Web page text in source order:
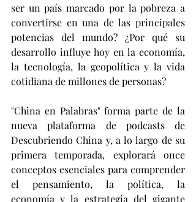
ser un país marcado por la pobreza a
convertirse en una de las principales
potencias del mundo? ¿Por qué su
desarrollo influye hoy en la economía,
la tecnología, la geopolítica y la vida
cotidiana de millones de personas?
"China en Palabras" forma parte de la
nueva plataforma de podcasts de
Descubriendo China y, a lo largo de su
primera temporada, explorará once
conceptos esenciales para comprender
el pensamiento, la política, la
economía y la estrategia del gigante